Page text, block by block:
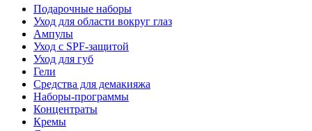
Подарочные наборы
Уход для области вокруг глаз
Ампулы
Уход с SPF-защитой
Уход для губ
Гели
Средства для демакияжа
Наборы-программы
Концентраты
Кремы